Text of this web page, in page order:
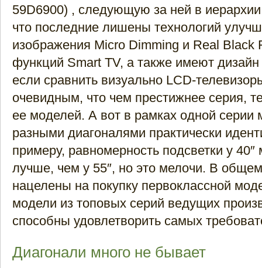
59D6900) , следующую за ней в
что последние лишены технологий
изображения Micro Dimming и Real Black
функций Smart TV, а также имеют
если сравнить визуально LCD-
очевидным, что чем престижнее серия,
ее моделей. А вот в рамках одной серии
разными диагоналями практически
примеру, равномерность подсветки у
лучше, чем у 55″, но это мелочи. В
нацелены на покупку первоклассной
модели из топовых серий ведущих
способны удовлетворить самых
Диагонали много не бывает